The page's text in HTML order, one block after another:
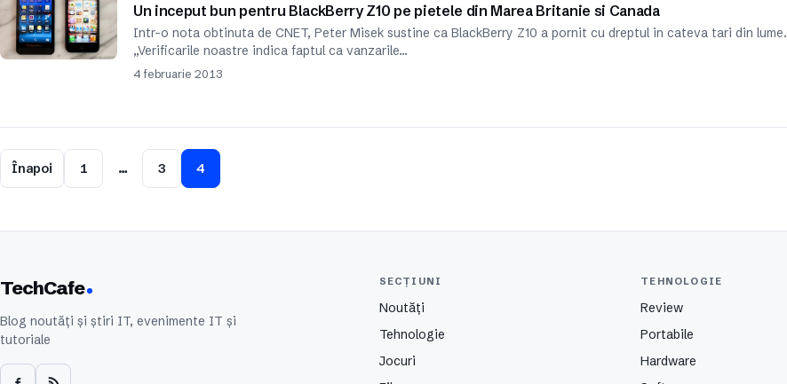
Un inceput bun pentru BlackBerry Z10 pe pietele din Marea Britanie si Canada
Intr-o nota obtinuta de CNET, Peter Misek sustine ca BlackBerry Z10 a pornit cu dreptul in cateva tari din lume.
„Verificarile noastre indica faptul ca vanzarile…
4 februarie 2013
Înapoi 1 … 3 4
TechCafe
Blog noutăți și știri IT, evenimente IT și
tutoriale
SECȚIUNI
Noutăți
Tehnologie
Jocuri
TEHNOLOGIE
Review
Portabile
Hardware